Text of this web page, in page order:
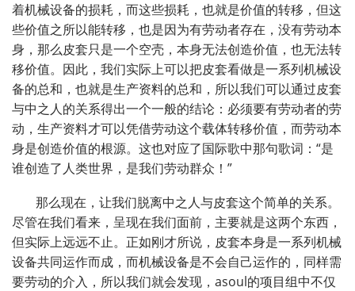
着机械设备的损耗，而这些损耗，也就是价值的转移，但这
些价值之所以能转移，也是因为有劳动者存在，没有劳动本
身，那么皮套只是一个空壳，本身无法创造价值，也无法转
移价值。因此，我们实际上可以把皮套看做是一系列机械设
备的总和，也就是生产资料的总和，所以我们可以通过皮套
与中之人的关系得出一个一般的结论：必须要有劳动者的劳
动，生产资料才可以凭借劳动这个载体转移价值，而劳动本
身是创造价值的根源。这也对应了国际歌中那句歌词：“是
谁创造了人类世界，是我们劳动群众！”
那么现在，让我们脱离中之人与皮套这个简单的关系。
尽管在我们看来，呈现在我们面前，主要就是这两个东西，
但实际上远远不止。正如刚才所说，皮套本身是一系列机械
设备共同运作而成，而机械设备是不会自己运作的，同样需
要劳动的介入，所以我们就会发现，asoul的项目组中不仅